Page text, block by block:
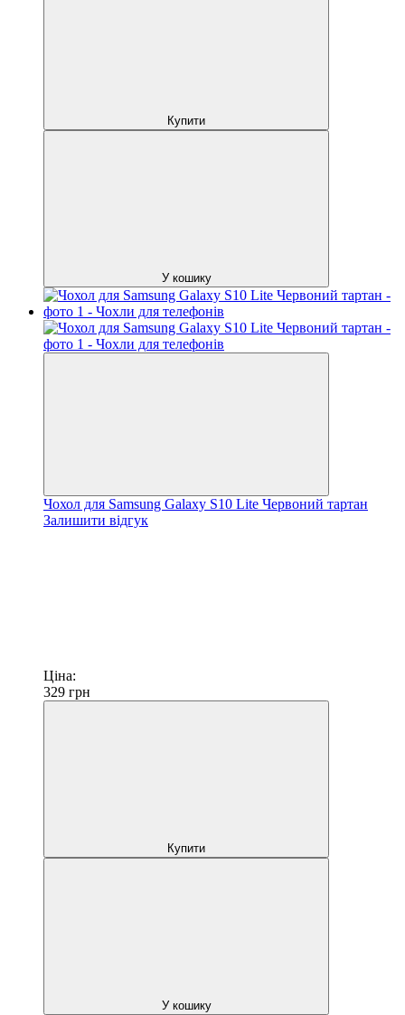
Купити
У кошику
Чохол для Samsung Galaxy S10 Lite Червоний тартан
Залишити відгук
Ціна:
329 грн
Купити
У кошику